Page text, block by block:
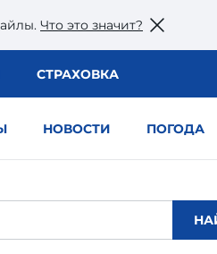
Что это значит?
СТРАХОВКА
НОВОСТИ ПОГОДА